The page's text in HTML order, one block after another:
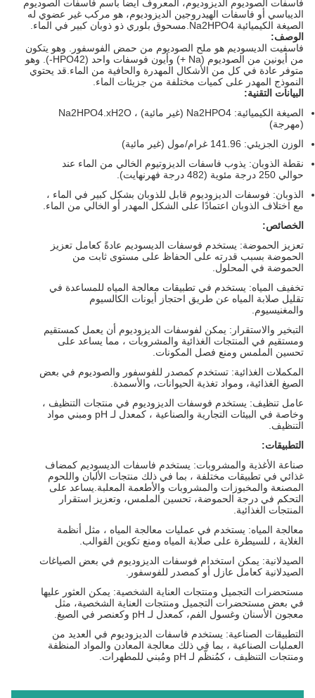
فاسفات الصوديوم الديزوديوم، المعروف أيضا باسم فاسفات الصوديوم
الديباسي أو فاسفات الهيدروجين الديزوديوم، هو مركب غير عضوي له
الصيغة الكيميائية Na2HPO4.مسحوق بلوري ذو ذوبان كبير في الماء.
الوصف:
فاسفيت الديسوديم هو ملح الصوديوم من حمض الفوسفور. وهو يتكون
من أيونين من الصوديوم (Na +) وأيون فوسفات واحد (HPO42-). وهو
متوفر عادة في كل من الأشكال المهدرة والحافية من الماء.قد يحتوي
النموذج المهدر على كميات مختلفة من جزيئات الماء.
البيانات التقنية:
الصيغة الكيميائية: Na2HPO4 (غير مائية) ، Na2HPO4.xH2O
(مهرجة)
الوزن الجزيئي: 141.96 غرام/مول (غير مائية)
نقطة الذوبان: يذوب فاسفات الديزوتيوم الخالي من الماء عند
حوالي 250 درجة مئوية (482 درجة فهرنهايت).
الذوبان: فوسفات الديزوديوم قابل للذوبان بشكل كبير في الماء ،
مع اختلاف الذوبان اعتمادًا على الشكل المهدر أو الخالي من الماء.
الخصائص:
تعزيز الحموضة: يستخدم فوسفات الديسوديم عادةً كعامل تعزيز
الحموضة بسبب قدرته على الحفاظ على مستوى ثابت من
الحموضة في المحلول.
تخفيف المياه: يستخدم في تطبيقات معالجة المياه للمساعدة في
تقليل صلابة المياه عن طريق احتجاز أيونات الكالسيوم
والمغنيسيوم.
التبخير والاستقرار: يمكن لفوسفات الديزوديوم أن يعمل كمستقيم
ومستقيم في المنتجات الغذائية والمشروبات ، مما يساعد على
تحسين الملمس ومنع فصل المكونات.
المكملات الغذائية: تستخدم كمصدر للفوسفور والصوديوم في بعض
الصيغ الغذائية، ومواد تغذية الحيوانات، والأسمدة.
عامل تنظيف: يستخدم فوسفات الديزوديوم في منتجات التنظيف ،
وخاصة في البيئات التجارية والصناعية ، كمعدل لـ pH ومبني مواد
التنظيف.
التطبيقات:
صناعة الأغذية والمشروبات: يستخدم فاسفات الديسوديم كمضاف
غذائي في تطبيقات مختلفة ، بما في ذلك منتجات الألبان واللحوم
المصنعة والمخبوزات والمشروبات والأطعمة المعلبة.يساعد على
التحكم في درجة الحموضة، تحسين الملمس، وتعزيز استقرار
المنتجات الغذائية.
معالجة المياه: يستخدم في عمليات معالجة المياه ، مثل أنظمة
الغلاية ، للسيطرة على صلابة المياه ومنع تكوين القوالب.
الصيدلانية: يمكن استخدام فوسفات الديزوديوم في بعض الصياغات
الصيدلانية كعامل عازل أو كمصدر للفوسفور.
مستحضرات التجميل ومنتجات العناية الشخصية: يمكن العثور عليها
في بعض مستحضرات التجميل ومنتجات العناية الشخصية، مثل
معجون الأسنان وغسول الفم، كمعدل لـ pH وكعنصر في الصيغ.
التطبيقات الصناعية: يستخدم فاسفات الديزوديوم في العديد من
العمليات الصناعية ، بما في ذلك معالجة المعادن والمواد المنظفة
ومنتجات التنظيف ، كمُنظّم لـ pH ومُبني للمطهرات.